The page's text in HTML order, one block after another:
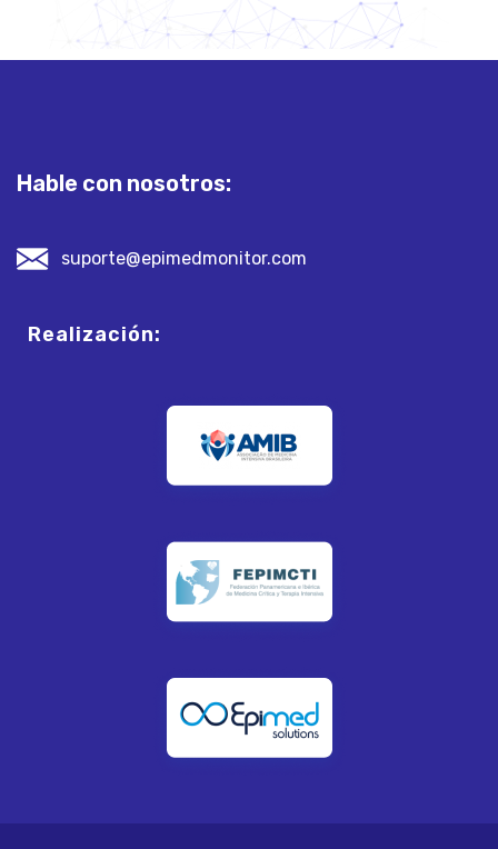
Hable con nosotros:
suporte@epimedmonitor.com
Realización: